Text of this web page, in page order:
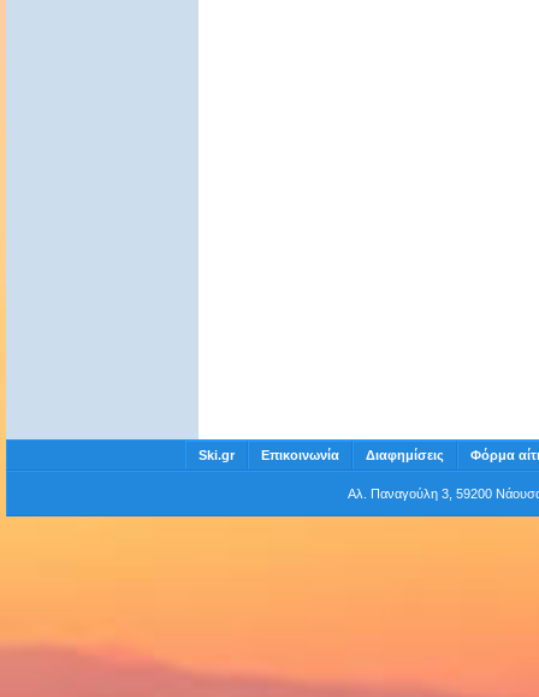
Ski.gr Επικοινωνία Διαφημίσεις Φόρμα
Αλ. Παναγούλη 3, 59200